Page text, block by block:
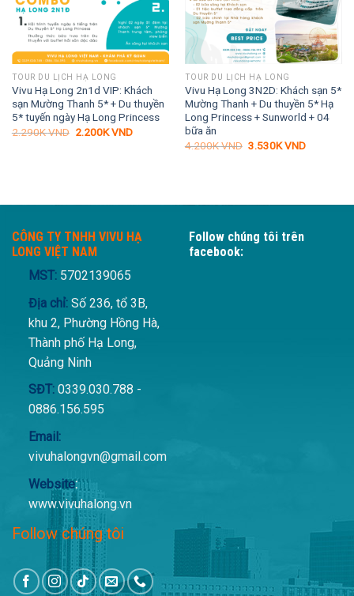
TOUR DU LỊCH HẠ LONG
Vivu Hạ Long 2n1d VIP: Khách
sạn Mường Thanh 5* + Du thuyền
5* tuyến ngày Hạ Long Princess
2.290KVND Giá
2.200KVNDGiá
TOUR DU LỊCH HẠ LONG
Vivu Hạ Long 3N2D: Khách sạn 5*
Mường Thanh + Du thuyền 5* Hạ
Long Princess + Sunworld + 04
bữa ăn
4.200KVND Giá
3.530KVNDGiá
CÔNG TY TNHH VIVU HẠ
LONG VIỆT NAM
MST: 5702139065
Địa chỉ:Số 236, tổ 3B,
khu 2, Phường Hồng Hà,
Thành phố Hạ Long,
Quảng Ninh
SĐT:0339.030.788 -
0886.156.595
Email:
vivuhalongvn@gmail.com
Website:
www.vivuhalong.vn
Follow chúng tôi
Follow chúng tôi trên
facebook: